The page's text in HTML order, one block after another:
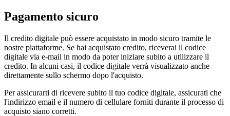
Pagamento sicuro
Il credito digitale può essere acquistato in modo sicuro tramite le
nostre piattaforme. Se hai acquistato credito, riceverai il codice
digitale via e-mail in modo da poter iniziare subito a utilizzare il
credito. In alcuni casi, il codice digitale verrà visualizzato anche
direttamente sullo schermo dopo l'acquisto.
Per assicurarti di ricevere subito il tuo codice digitale, assicurati che
l'indirizzo email e il numero di cellulare forniti durante il processo di
acquisto siano corretti.